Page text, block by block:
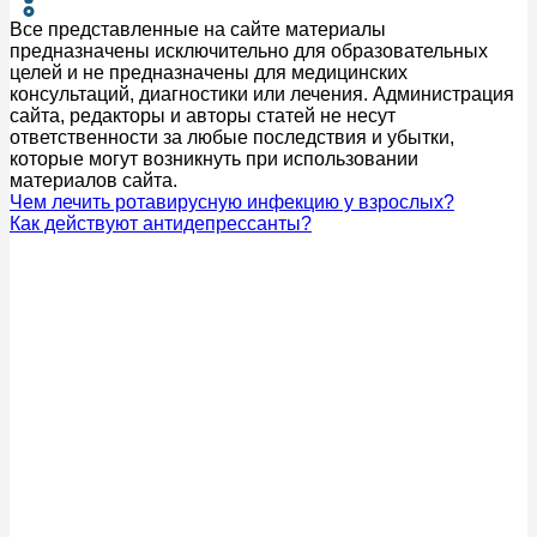
Все представленные на сайте материалы
предназначены исключительно для образовательных
целей и не предназначены для медицинских
консультаций, диагностики или лечения. Администрация
сайта, редакторы и авторы статей не несут
ответственности за любые последствия и убытки,
которые могут возникнуть при использовании
материалов сайта.
Чем лечить ротавирусную инфекцию у взрослых?
Как действуют антидепрессанты?